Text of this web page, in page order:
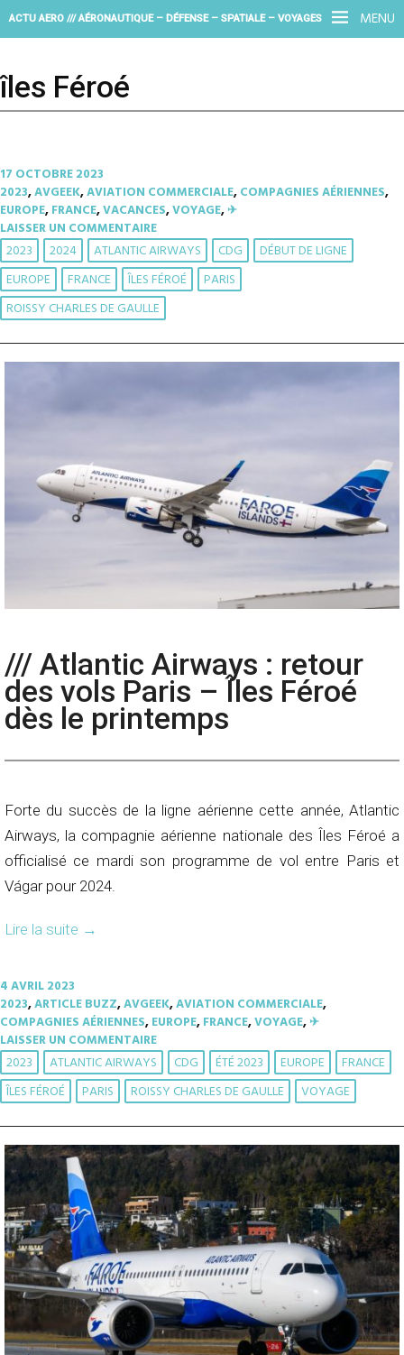
MENU
ACTU AERO /// AÉRONAUTIQUE – DÉFENSE – SPATIALE – VOYAGES
îles Féroé
17 OCTOBRE 2023
2023,AVGEEK,AVIATION COMMERCIALE,COMPAGNIES AÉRIENNES,
EUROPE,FRANCE,VACANCES,VOYAGE,✈︎
LAISSER UN COMMENTAIRE
2023 2024 ATLANTIC AIRWAYS CDG
DÉBUT DE LIGNE
EUROPE
FRANCE ÎLES FÉROÉ
PARIS
ROISSY CHARLES DE GAULLE
/// Atlantic Airways : retour
des vols Paris – Îles Féroé
dès le printemps
Forte du succès de la ligne aérienne cette année, Atlantic
Airways, la compagnie aérienne nationale des Îles Féroé a
officialisé ce mardi son programme de vol entre Paris et
Vágar pour 2024.
Lire la suite →
4 AVRIL 2023
2023,ARTICLE BUZZ,AVGEEK,AVIATION COMMERCIALE,
COMPAGNIES AÉRIENNES,EUROPE,FRANCE,VOYAGE,✈︎
LAISSER UN COMMENTAIRE
2023 ATLANTIC AIRWAYS CDG ÉTÉ 2023 EUROPE
FRANCE
ÎLES FÉROÉ
PARIS ROISSY CHARLES DE GAULLE VOYAGE